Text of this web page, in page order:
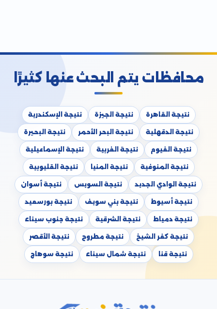
محافظات يتم البحث عنها كثيرًا
نتيجة القاهرة نتيجة الجيزة نتيجة الإسكندرية
نتيجة الدقهلية نتيجة البحر الأحمر نتيجة البحيرة
نتيجة الفيوم نتيجة الغربية نتيجة الإسماعيلية
نتيجة المنوفية نتيجة المنيا نتيجة القليوبية
نتيجة الوادي الجديد نتيجة السويس نتيجة أسوان
نتيجة أسيوط نتيجة بني سويف نتيجة بورسعيد
نتيجة دمياط نتيجة الشرقية نتيجة جنوب سيناء
نتيجة كفر الشيخ نتيجة مطروح نتيجة الأقصر
نتيجة قنا نتيجة شمال سيناء نتيجة سوهاج